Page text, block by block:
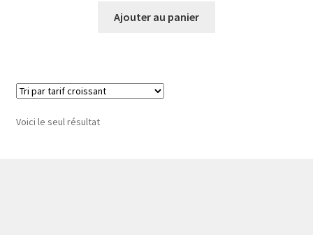
Ajouter au panier
Voici le seul résultat